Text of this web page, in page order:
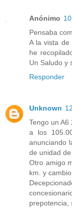
Anónimo
Pensaba
A la vista de
he
Un Saludo y
Responder
Unknown
Tengo un
a los
anunciando
de unidad
Otro amigo
km. y
prepotencia,